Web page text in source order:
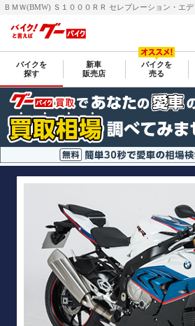
バイクを
探す
新車
販売店
バイクを
売る